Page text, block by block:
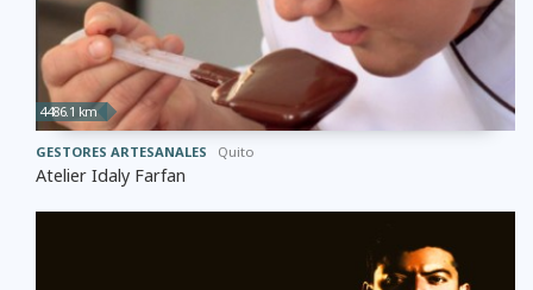
4486.1 km
GESTORES ARTESANALES Quito
Atelier Idaly Farfan